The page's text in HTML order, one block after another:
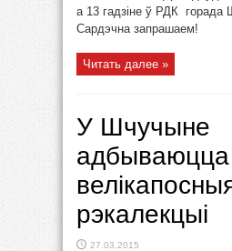
а 13 гадзіне ў РДК горада
Сардэчна запрашаем!
Читать далее »
У Шчучыне
адбываюцца
рэкалекцыі
27.03.2015